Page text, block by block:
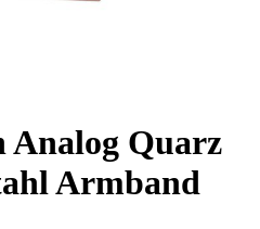
Analog Quarz
Armband